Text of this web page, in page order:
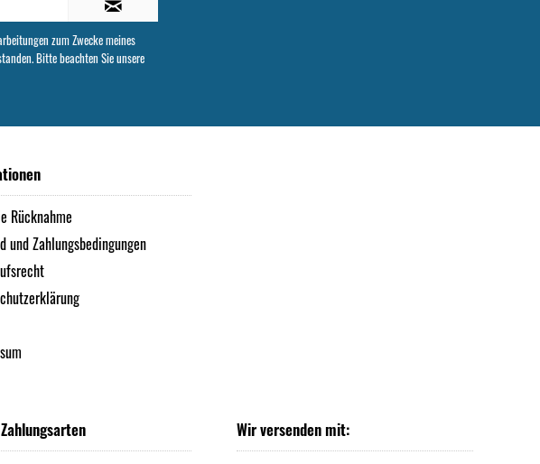
zum Zwecke meines
Bitte beachten Sie unsere
Rücknahme
und Zahlungsbedingungen
Wir versenden mit: